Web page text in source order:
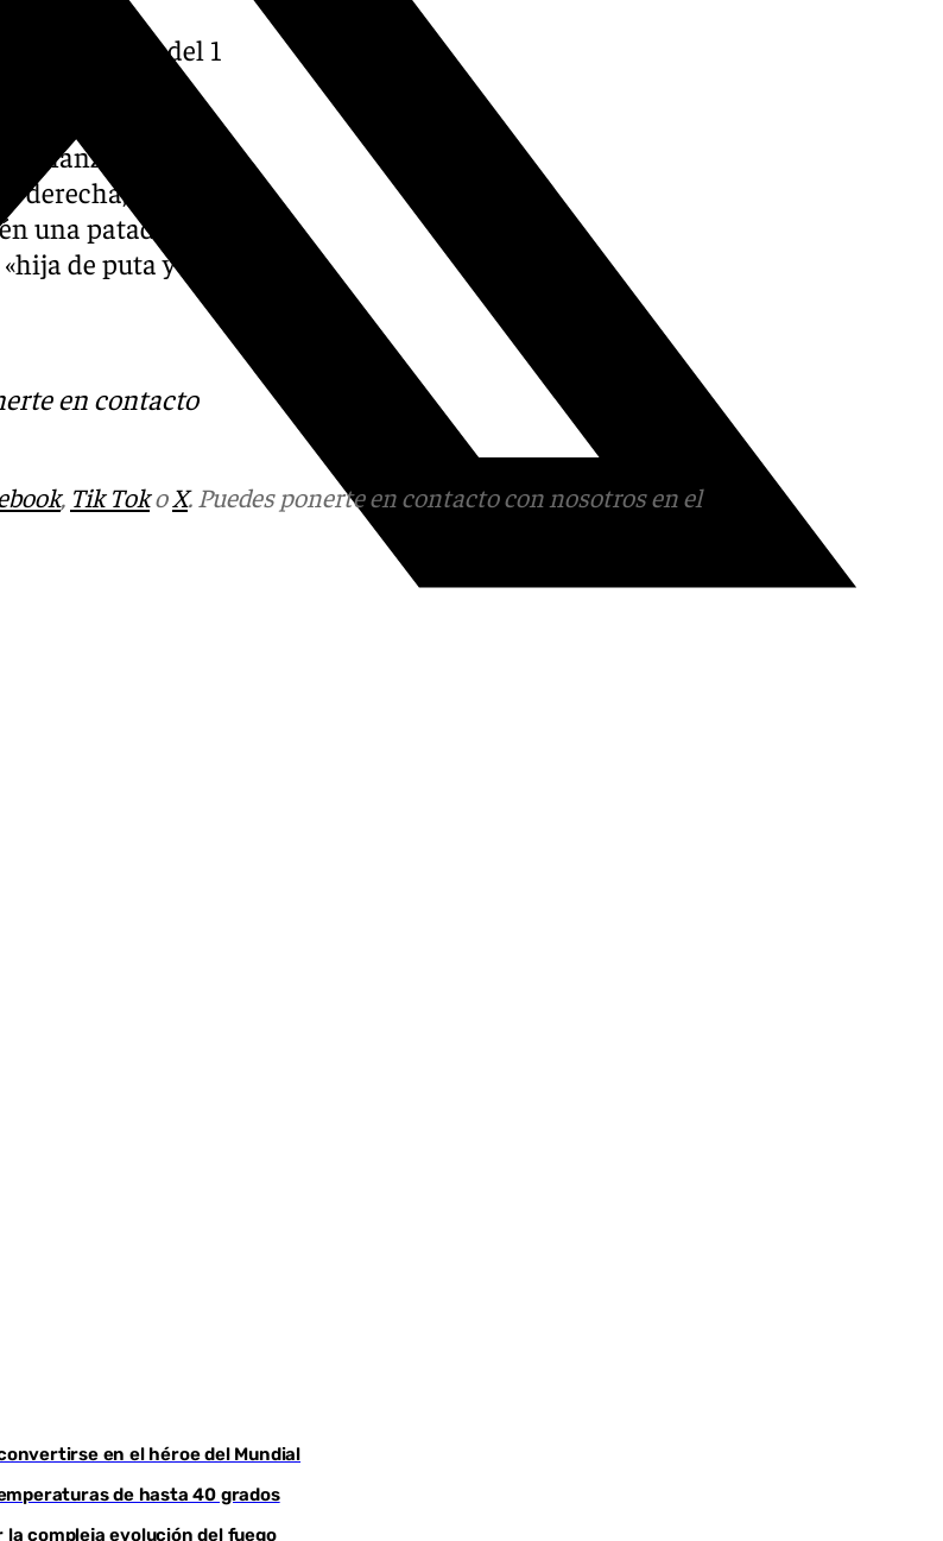
madrugada del 1
León,
y asumiendo
y lanzó un
derecha, perdió
una patada, al
de puta y
en contacto
, Tik TokoX. Puedes ponerte en contacto con nosotros en el
en el héroe del Mundial
de hasta 40 grados
compleja evolución del fuego